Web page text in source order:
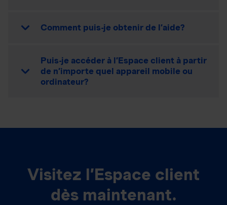
Comment puis-je obtenir de l’aide?
Puis-je accéder à l’Espace client à partir
de n’importe quel appareil mobile ou
ordinateur?
Visitez l’Espace client
dès maintenant.